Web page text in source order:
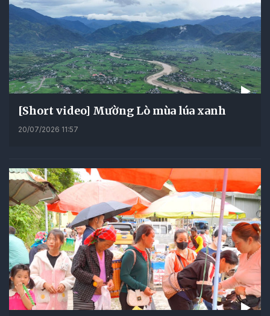
[Short video] Mường Lò mùa lúa xanh
20/07/2026 11:57